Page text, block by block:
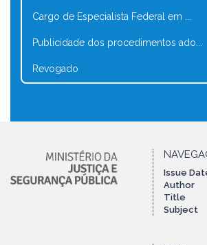
Cargo de Especialista Federal em ...
Publicidade dos procedimentos ado...
Revogado
Issue
Author
Title
Subject